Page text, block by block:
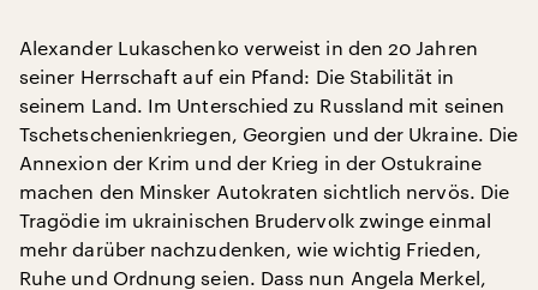
Alexander Lukaschenko verweist in den 20 Jahren
seiner Herrschaft auf ein Pfand: Die Stabilität in
seinem Land. Im Unterschied zu Russland mit seinen
Tschetschenienkriegen, Georgien und der Ukraine. Die
Annexion der Krim und der Krieg in der Ostukraine
machen den Minsker Autokraten sichtlich nervös. Die
Tragödie im ukrainischen Brudervolk zwinge einmal
mehr darüber nachzudenken, wie wichtig Frieden,
Ruhe und Ordnung seien. Dass nun Angela Merkel,